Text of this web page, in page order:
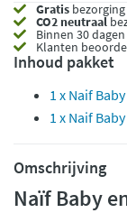
Gratis
CO2 neutraal
Binnen 30
Klanten
Inhoud pakket
1 x Naif
1 x Naif
Omschrijving
Naïf Baby